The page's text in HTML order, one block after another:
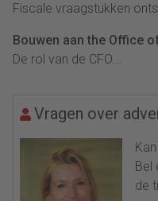
Fiscale vraagstukken
Bouwen aan the Office
De rol van de CFO...
Vragen over
Bel
de